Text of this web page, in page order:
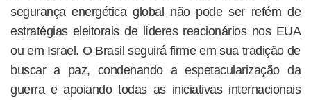
segurança energética global não pode ser refém de
estratégias eleitorais de líderes reacionários nos EUA
ou em Israel. O Brasil seguirá firme em sua tradição de
buscar a paz, condenando a espetacularização da
guerra e apoiando todas as iniciativas internacionais